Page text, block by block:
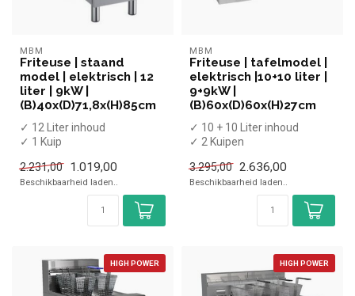
MBM
Friteuse | staand
model | elektrisch | 12
liter | 9kW |
(B)40x(D)71,8x(H)85cm
✓ 12 Liter inhoud
✓ 1 Kuip
✓ Staand model
✓ 9 kW
2.231,00 1.019,00
Beschikbaarheid laden..
MBM
Friteuse | tafelmodel |
elektrisch |10+10 liter |
9+9kW |
(B)60x(D)60x(H)27cm
✓ 10 + 10 Liter inhoud
✓ 2 Kuipen
✓ Tafelmodel
✓ 2x 9 kW
3.295,00 2.636,00
Beschikbaarheid laden..
HIGH POWER HIGH POWER